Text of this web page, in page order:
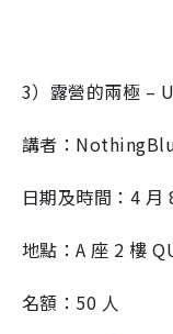
3）露營的兩極 –
講者：
日期及時間：4
地點：A 座 2 樓
名額：50 人